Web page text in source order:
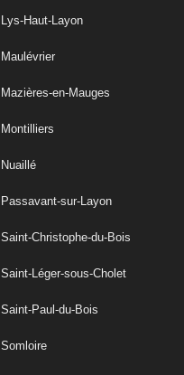
Lys-Haut-Layon
Maulévrier
Mazières-en-Mauges
Montilliers
Nuaillé
Passavant-sur-Layon
Saint-Christophe-du-Bois
Saint-Léger-sous-Cholet
Saint-Paul-du-Bois
Somloire